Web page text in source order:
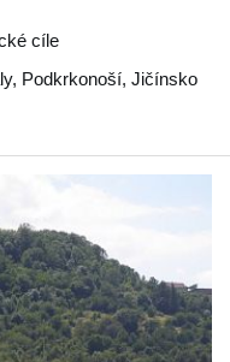
cíle
, Podkrkonoší, Jičínsko